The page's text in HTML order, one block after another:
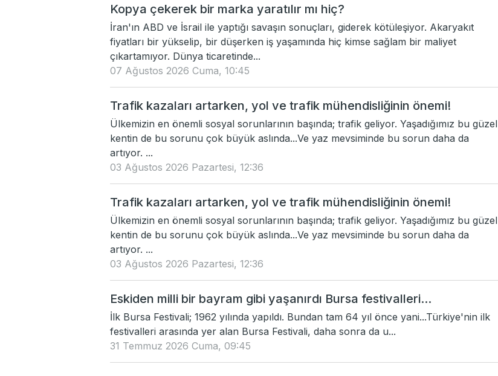
Kopya çekerek bir marka yaratılır mı hiç?
İran'ın ABD ve İsrail ile yaptığı savaşın sonuçları, giderek kötüleşiyor. Akaryakıt
fiyatları bir yükselip, bir düşerken iş yaşamında hiç kimse sağlam bir maliyet
çıkartamıyor. Dünya ticaretinde...
07 Ağustos 2026 Cuma, 10:45
Trafik kazaları artarken, yol ve trafik mühendisliğinin önemi!
Ülkemizin en önemli sosyal sorunlarının başında; trafik geliyor. Yaşadığımız bu güzel
kentin de bu sorunu çok büyük aslında...Ve yaz mevsiminde bu sorun daha da
artıyor. ...
03 Ağustos 2026 Pazartesi, 12:36
Trafik kazaları artarken, yol ve trafik mühendisliğinin önemi!
Ülkemizin en önemli sosyal sorunlarının başında; trafik geliyor. Yaşadığımız bu güzel
kentin de bu sorunu çok büyük aslında...Ve yaz mevsiminde bu sorun daha da
artıyor. ...
03 Ağustos 2026 Pazartesi, 12:36
Eskiden milli bir bayram gibi yaşanırdı Bursa festivalleri...
İlk Bursa Festivali; 1962 yılında yapıldı. Bundan tam 64 yıl önce yani...Türkiye'nin ilk
festivalleri arasında yer alan Bursa Festivali, daha sonra da u...
31 Temmuz 2026 Cuma, 09:45